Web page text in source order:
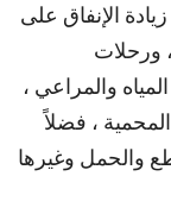
الإنفاق على
ورحلات
والمراعي ،
، فضلاً
والحمل وغيرها